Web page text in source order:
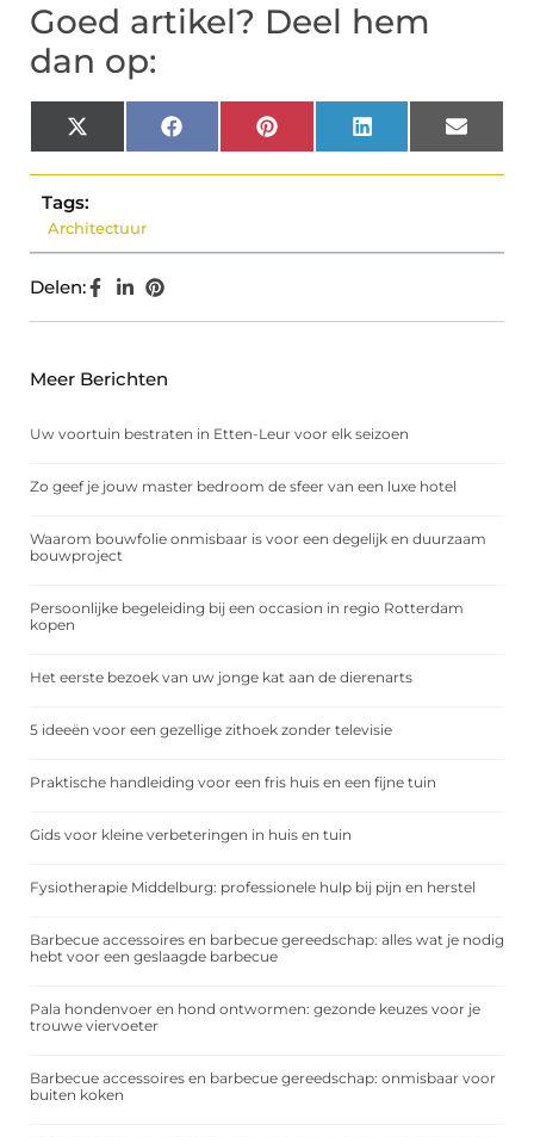
Goed artikel? Deel hem
dan op:
X
(Twitter)
Facebook Pinterest LinkedIn Email
Tags:
Architectuur
Delen:
Meer Berichten
Uw voortuin bestraten in Etten-Leur voor elk seizoen
Zo geef je jouw master bedroom de sfeer van een luxe hotel
Waarom bouwfolie onmisbaar is voor een degelijk en duurzaam
bouwproject
Persoonlijke begeleiding bij een occasion in regio Rotterdam
kopen
Het eerste bezoek van uw jonge kat aan de dierenarts
5 ideeën voor een gezellige zithoek zonder televisie
Praktische handleiding voor een fris huis en een fijne tuin
Gids voor kleine verbeteringen in huis en tuin
Fysiotherapie Middelburg: professionele hulp bij pijn en herstel
Barbecue accessoires en barbecue gereedschap: alles wat je nodig
hebt voor een geslaagde barbecue
Pala hondenvoer en hond ontwormen: gezonde keuzes voor je
trouwe viervoeter
Barbecue accessoires en barbecue gereedschap: onmisbaar voor
buiten koken